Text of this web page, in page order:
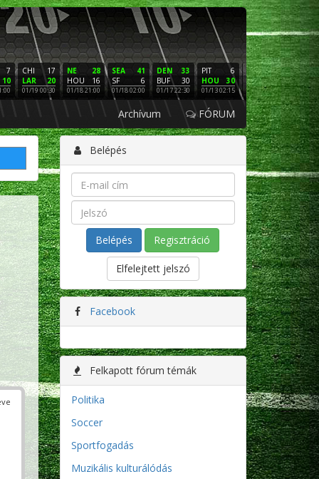
7
10
17
CHI
20
LAR
01/19 00:30
28
NE
16
HOU
01/18 21:00
41
SEA
6
SF
01/18 02:00
33
DEN
30
BUF
01/17 22:30
6
PIT
30
HOU
01/13 02:15
16
NE
3
LAC
01/12 02:00
PHI
SF
01/11
Archívum FÓRUM
Belépés
Regisztráció
Elfelejtett jelszó
Facebook
Felkapott fórum témák
Politika
Soccer
Sportfogadás
Muzikális kulturálódás